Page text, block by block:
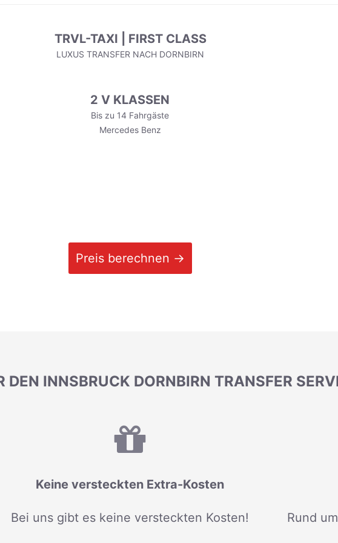
TRVL-TAXI | FIRST CLASS
LUXUS TRANSFER NACH DORNBIRN
2 V KLASSEN
Bis zu 14 Fahrgäste
Mercedes Benz
Preis berechnen →
DEN INNSBRUCK DORNBIRN TRANSFER
Keine versteckten Extra-Kosten
Bei uns gibt es keine versteckten Kosten! Rund